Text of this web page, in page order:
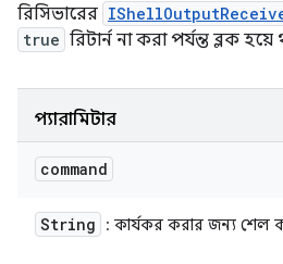
রিসিভারের
true রিটার্ন না করা পর্যন্ত ব্লক হয়ে
প্যারামিটার
command
String : কার্যকর করার জন্য শেল